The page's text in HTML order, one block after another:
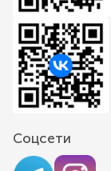
Соцсети